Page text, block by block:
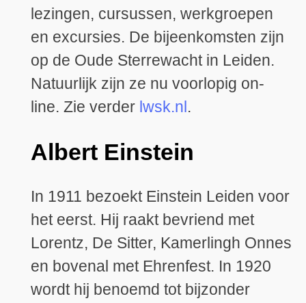
lezingen, cursussen, werkgroepen
en excursies. De bijeenkomsten zijn
op de Oude Sterrewacht in Leiden.
Natuurlijk zijn ze nu voorlopig on-
line. Zie verder lwsk.nl.
Albert Einstein
In 1911 bezoekt Einstein Leiden voor
het eerst. Hij raakt bevriend met
Lorentz, De Sitter, Kamerlingh Onnes
en bovenal met Ehrenfest. In 1920
wordt hij benoemd tot bijzonder